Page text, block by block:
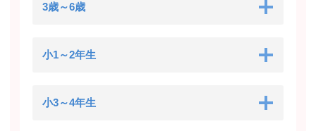
3歳～6歳
小1～2年生
小3～4年生